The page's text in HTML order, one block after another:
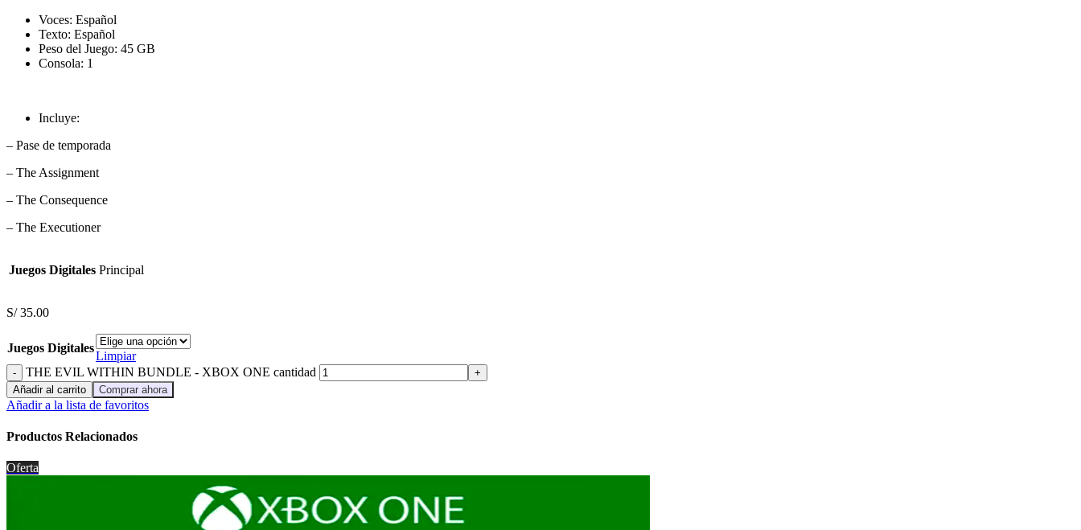
Voces: Español
Texto: Español
Peso del Juego: 45 GB
Consola: 1
Incluye:
– Pase de temporada
– The Assignment
– The Consequence
– The Executioner
Juegos Digitales Principal
S/35.00
Juegos Digitales
Limpiar
THE EVIL WITHIN BUNDLE - XBOX ONE cantidad
Añadir al carrito Comprar ahora
Añadir a la lista de favoritos
Productos Relacionados
Oferta